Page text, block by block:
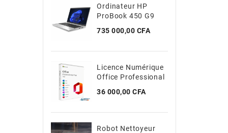
Ordinateur HP
ProBook 450 G9
512Go
Prix
735 000,00 CFA
Licence Numérique
Office Professional
Prix
36 000,00 CFA
Robot Nettoyeur